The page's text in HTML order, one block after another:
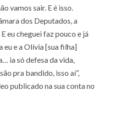
vamos sair. E é isso.
dos Deputados, a
eu cheguei faz pouco e já
eu e a Olívia [sua filha]
ia só defesa da vida,
pra bandido, isso aí”,
publicado na sua conta no